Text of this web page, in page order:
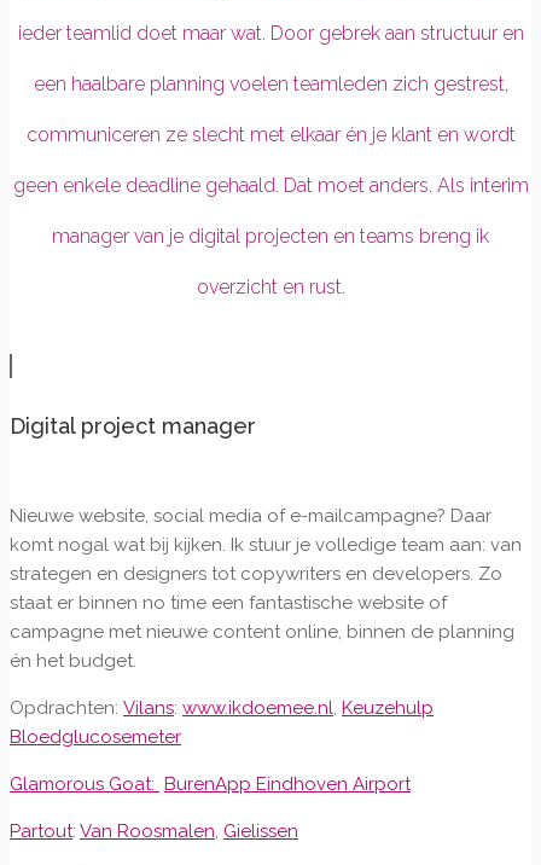
ieder teamlid doet maar wat. Door gebrek aan structuur en
een haalbare planning voelen teamleden zich gestrest,
communiceren ze slecht met elkaar én je klant en wordt
geen enkele deadline gehaald. Dat moet anders. Als interim
manager van je digital projecten en teams breng ik
overzicht en rust.
Digital project manager
Nieuwe website, social media of e-mailcampagne? Daar
komt nogal wat bij kijken. Ik stuur je volledige team aan: van
strategen en designers tot copywriters en developers. Zo
staat er binnen no time een fantastische website of
campagne met nieuwe content online, binnen de planning
én het budget.
Opdrachten: Vilans: www.ikdoemee.nl, Keuzehulp
Bloedglucosemeter
Glamorous Goat: BurenApp Eindhoven Airport
Partout: Van Roosmalen, Gielissen